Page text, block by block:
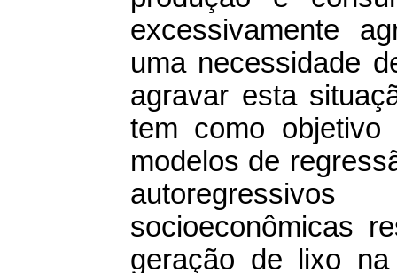
excessivamente
uma necessidade
agravar esta
tem como
modelos de
socioeconômicas
geração de lixo